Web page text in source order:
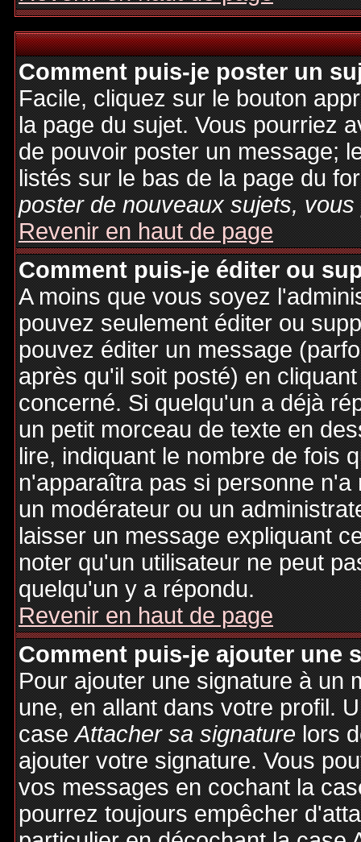
Comment puis-je poster un
Facile, cliquez sur le bouton
la page du sujet. Vous pourriez
de pouvoir poster un message;
listés sur le bas de la page du
poster de nouveaux sujets,
Revenir en haut de page
Comment puis-je éditer ou
A moins que vous soyez
pouvez seulement éditer ou
pouvez éditer un message
après qu'il soit posté) en
concerné. Si quelqu'un a déjà
un petit morceau de texte en
lire, indiquant le nombre de fois
n'apparaîtra pas si personne
un modérateur ou un
laisser un message expliquant
noter qu'un utilisateur ne peut
quelqu'un y a répondu.
Revenir en haut de page
Comment puis-je ajouter une
Pour ajouter une signature à un
une, en allant dans votre profil.
caseAttacher sa signaturelors
ajouter votre signature. Vous
vos messages en cochant la
pourrez toujours empêcher